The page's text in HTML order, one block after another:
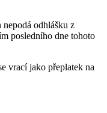
odhlášku z
posledního dne tohoto
vrací jako přeplatek na